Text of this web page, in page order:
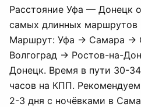
Расстояние Уфа — Донецк
самых длинных маршрутов
Маршрут: Уфа → Самара →
Волгоград → Ростов-на-
Донецк. Время в пути 30-
часов на КПП. Рекомендуем
2-3 дня с ночёвками в